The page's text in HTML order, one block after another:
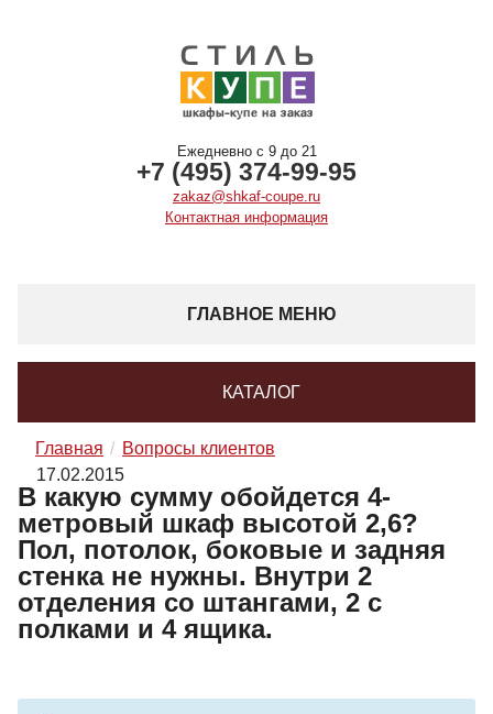
Ежедневно с 9 до 21
+7 (495) 374-99-95
zakaz@shkaf-coupe.ru
Контактная информация
ГЛАВНОЕ МЕНЮ
КАТАЛОГ
Главная
Вопросы клиентов
17.02.2015
В какую сумму обойдется 4-
метровый шкаф высотой 2,6?
Пол, потолок, боковые и задняя
стенка не нужны. Внутри 2
отделения со штангами, 2 с
полками и 4 ящика.